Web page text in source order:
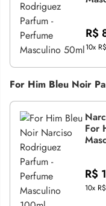
R$
10x
For Him Bleu Noir
For
R$
10x